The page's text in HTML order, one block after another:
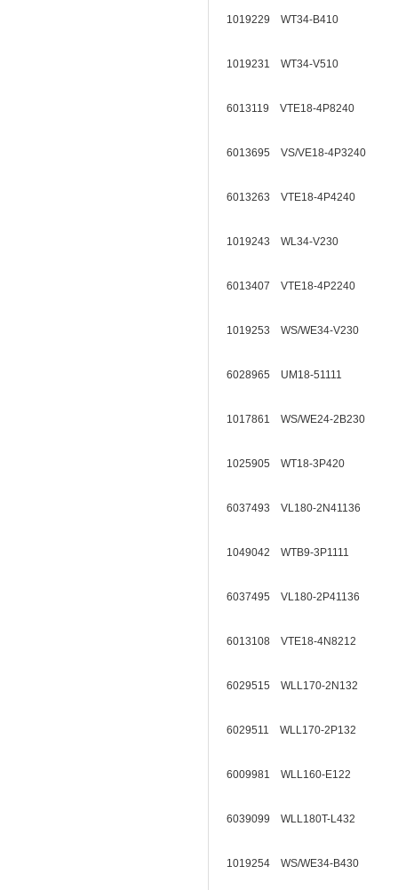
1019229 WT34-B410
1019231 WT34-V510
6013119 VTE18-4P8240
6013695 VS/VE18-4P3240
6013263 VTE18-4P4240
1019243 WL34-V230
6013407 VTE18-4P2240
1019253 WS/WE34-V230
6028965 UM18-51111
1017861 WS/WE24-2B230
1025905 WT18-3P420
6037493 VL180-2N41136
1049042 WTB9-3P1111
6037495 VL180-2P41136
6013108 VTE18-4N8212
6029515 WLL170-2N132
6029511 WLL170-2P132
6009981 WLL160-E122
6039099 WLL180T-L432
1019254 WS/WE34-B430